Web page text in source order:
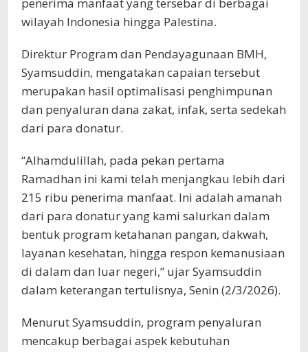
penerima manfaat yang tersebar di berbagai
wilayah Indonesia hingga Palestina.
Direktur Program dan Pendayagunaan BMH,
Syamsuddin, mengatakan capaian tersebut
merupakan hasil optimalisasi penghimpunan
dan penyaluran dana zakat, infak, serta sedekah
dari para donatur.
“Alhamdulillah, pada pekan pertama
Ramadhan ini kami telah menjangkau lebih dari
215 ribu penerima manfaat. Ini adalah amanah
dari para donatur yang kami salurkan dalam
bentuk program ketahanan pangan, dakwah,
layanan kesehatan, hingga respon kemanusiaan
di dalam dan luar negeri,” ujar Syamsuddin
dalam keterangan tertulisnya, Senin (2/3/2026).
Menurut Syamsuddin, program penyaluran
mencakup berbagai aspek kebutuhan